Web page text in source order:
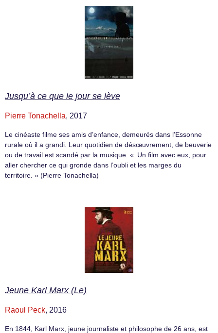
Jusqu’à ce que le jour se lève
Pierre Tonachella, 2017
Le cinéaste filme ses amis d’enfance, demeurés dans l’Essonne
rurale où il a grandi. Leur quotidien de désœuvrement, de beuverie
ou de travail est scandé par la musique. « Un film avec eux, pour
aller chercher ce qui gronde dans l’oubli et les marges du
territoire. » (Pierre Tonachella)
Jeune Karl Marx (Le)
Raoul Peck, 2016
En 1844, Karl Marx, jeune journaliste et philosophe de 26 ans, est